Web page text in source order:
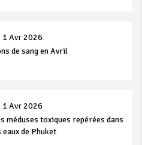
1 Avr 2026
de sang en Avril
1 Avr 2026
méduses toxiques repérées dans
eaux de Phuket